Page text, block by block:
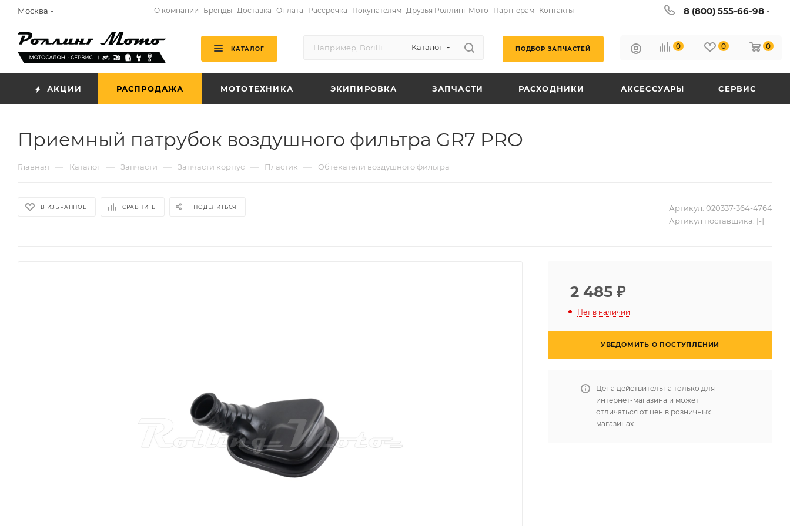
Москва О компании Бренды Доставка Оплата Рассрочка Покупателям Друзья Роллинг Мото Партнёрам Контакты 8 (800) 555-66-98
КАТАЛОГ Каталог ПОДБОР ЗАПЧАСТЕЙ 0 0 0
АКЦИИ РАСПРОДАЖА МОТОТЕХНИКА ЭКИПИРОВКА ЗАПЧАСТИ РАСХОДНИКИ АКСЕССУАРЫ СЕРВИС
Приемный патрубок воздушного фильтра GR7 PRO
Главная — Каталог — Запчасти — Запчасти корпус — Пластик — Обтекатели воздушного фильтра
В ИЗБРАННОЕ СРАВНИТЬ ПОДЕЛИТЬСЯ Артикул: 020337-364-4764
Артикул поставщика: [-]
2 485 ₽
Нет в наличии
УВЕДОМИТЬ О ПОСТУПЛЕНИИ
Цена действительна только для
интернет-магазина и может
отличаться от цен в розничных
магазинах